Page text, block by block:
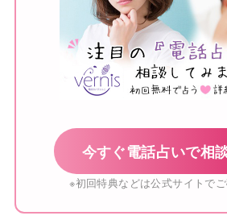
今すぐ電話占いで相
※初回特典などは公式サイトで